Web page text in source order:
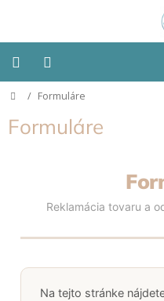
Montessori
pomôcky
typu
Domov
/ Formuláre
Formuláre
Reklamácia tovaru a
Na tejto stránke